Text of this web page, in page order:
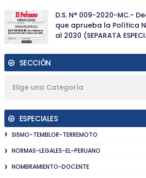
D.S. N° 009-2020-MC.-
que aprueba la Política
al 2030 (SEPARATA
SECCIÓN
Elige una Categoría
ESPECIALES
SISMO-TEMBLOR-TERREMOTO
NORMAS-LEGALES-EL-PERUANO
NOMBRAMIENTO-DOCENTE